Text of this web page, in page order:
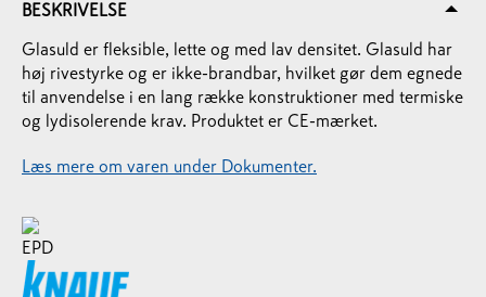
BESKRIVELSE
Glasuld er fleksible, lette og med lav densitet. Glasuld har
høj rivestyrke og er ikke-brandbar, hvilket gør dem egnede
til anvendelse i en lang række konstruktioner med termiske
og lydisolerende krav. Produktet er CE-mærket.
Læs mere om varen under Dokumenter.